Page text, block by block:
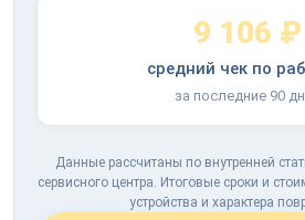
9 106 ₽
средний чек по
за последние 90
Данные рассчитаны по внутренней
сервисного центра. Итоговые сроки и
устройства и характера